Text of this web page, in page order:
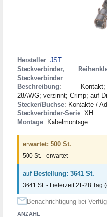
Hersteller: JST
Steckverbinder,
Steckverbinder
Beschreibung:
28AWG; verzinnt; Crimp; auf
Stecker/Buchse: Kontakte /
Steckverbinder-Serie: XH
Montage: Kabelmontage
erwartet: 500 St.
500 St. - erwartet
auf Bestellung: 3641 St.
3641 St. - Lieferzeit 21-28 Tag
Benachrichtigung bei
ANZAHL